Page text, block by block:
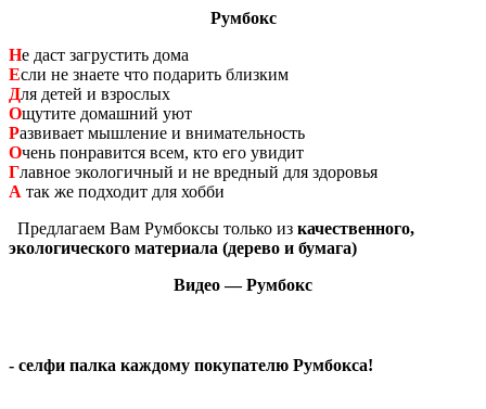
Румбокс
Не даст загрустить дома
Если не знаете что подарить близким
Для детей и взрослых
Ощутите домашний уют
Развивает мышление и внимательность
Очень понравится всем, кто его увидит
Главное экологичный и не вредный для здоровья
А так же подходит для хобби
Предлагаем Вам Румбоксы только из качественного,
экологического материала (дерево и бумага)
Видео — Румбокс
- селфи палка каждому покупателю Румбокса!